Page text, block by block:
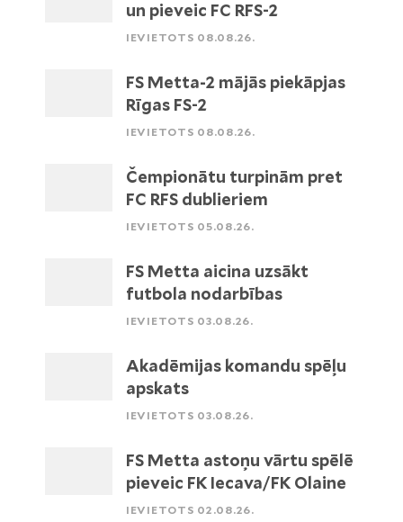
un pieveic FC RFS-2
IEVIETOTS 08.08.26.
FS Metta-2 mājās piekāpjas
Rīgas FS-2
IEVIETOTS 08.08.26.
Čempionātu turpinām pret
FC RFS dublieriem
IEVIETOTS 05.08.26.
FS Metta aicina uzsākt
futbola nodarbības
IEVIETOTS 03.08.26.
Akadēmijas komandu spēļu
apskats
IEVIETOTS 03.08.26.
FS Metta astoņu vārtu spēlē
pieveic FK Iecava/FK Olaine
IEVIETOTS 02.08.26.